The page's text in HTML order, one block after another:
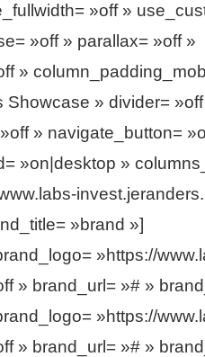
»off »
»off » parallax= »off »
»
» divider=
» navigate_button=
»on|desktop »
»brand »]
»https://
» brand_url= »# »
»https://
» brand_url= »# »